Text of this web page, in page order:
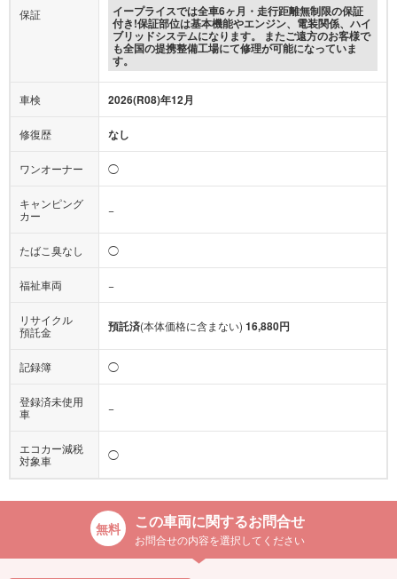
保証
イープライスでは全車6ヶ月・走行距離無制限の保証
付き!保証部位は基本機能やエンジン、電装関係、ハイ
ブリッドシステムになります。 またご遠方のお客様で
も全国の提携整備工場にて修理が可能になっていま
す。
車検 2026(R08)年12月
修復歴 なし
ワンオーナー ◯
キャンピング
カー
−
たばこ臭なし ◯
福祉車両 −
リサイクル
預託金
預託済(本体価格に含まない) 16,880円
記録簿 ◯
登録済未使用
車
−
エコカー減税
対象車
◯
この車両に関するお問合せ
お問合せの内容を選択してください